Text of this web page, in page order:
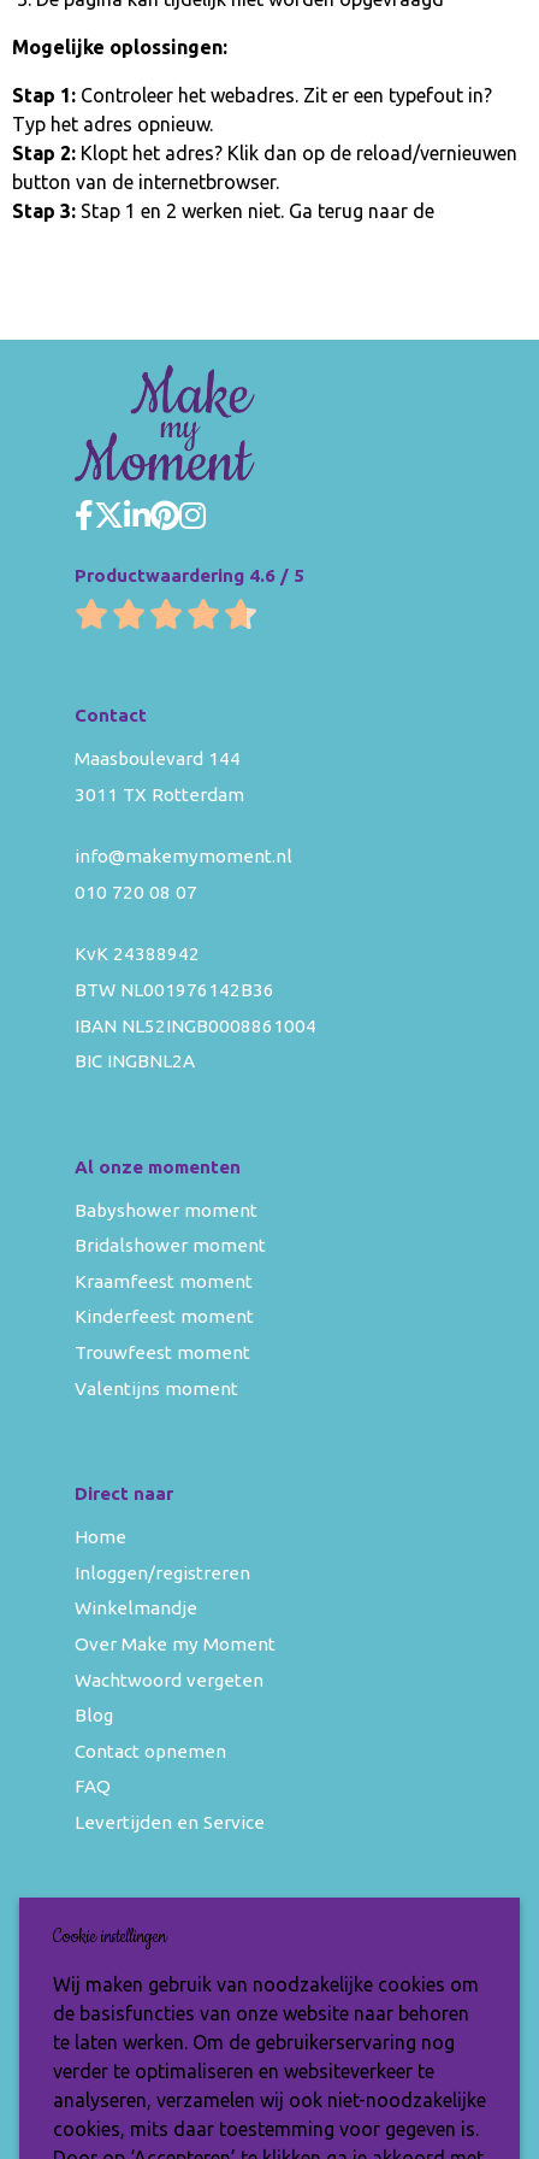
Mogelijke oplossingen:
Stap 1: Controleer het webadres. Zit er een typefout in?
Typ het adres opnieuw.
Stap 2: Klopt het adres? Klik dan op de reload/vernieuwen
button van de internetbrowser.
Stap 3: Stap 1 en 2 werken niet. Ga terug naar de
Productwaardering 4.6 / 5
Contact
Maasboulevard 144
3011 TX Rotterdam
info@makemymoment.nl
010 720 08 07
KvK 24388942
BTW NL001976142B36
IBAN NL52INGB0008861004
BIC INGBNL2A
Al onze momenten
Babyshower moment
Bridalshower moment
Kraamfeest moment
Kinderfeest moment
Trouwfeest moment
Valentijns moment
Direct naar
Home
Inloggen/registreren
Winkelmandje
Over Make my Moment
Wachtwoord vergeten
Blog
Contact opnemen
FAQ
Levertijden en Service
Nieuwsbrief
Wil jij op de hoogte blijven van de nieuwste
items en speciale aanbiedingen? Vul je e-
mailadres dan in en ontvang de Make My
Moment nieuwsbrief.
Cookie instellingen
Wij maken gebruik van noodzakelijke cookies om
de basisfuncties van onze website naar behoren
te laten werken. Om de gebruikerservaring nog
verder te optimaliseren en websiteverkeer te
analyseren, verzamelen wij ook niet-noodzakelijke
cookies, mits daar toestemming voor gegeven is.